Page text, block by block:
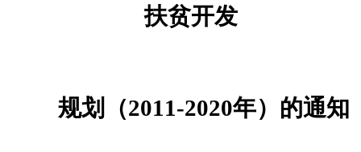
扶贫开发
规划（2011-2020年）的通知